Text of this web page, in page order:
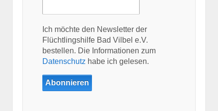
Ich möchte den Newsletter der
Flüchtlingshilfe Bad Vilbel e.V.
bestellen. Die Informationen zum
Datenschutz habe ich gelesen.